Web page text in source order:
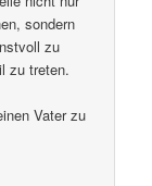
sondern
zu
zu treten.
Vater zu